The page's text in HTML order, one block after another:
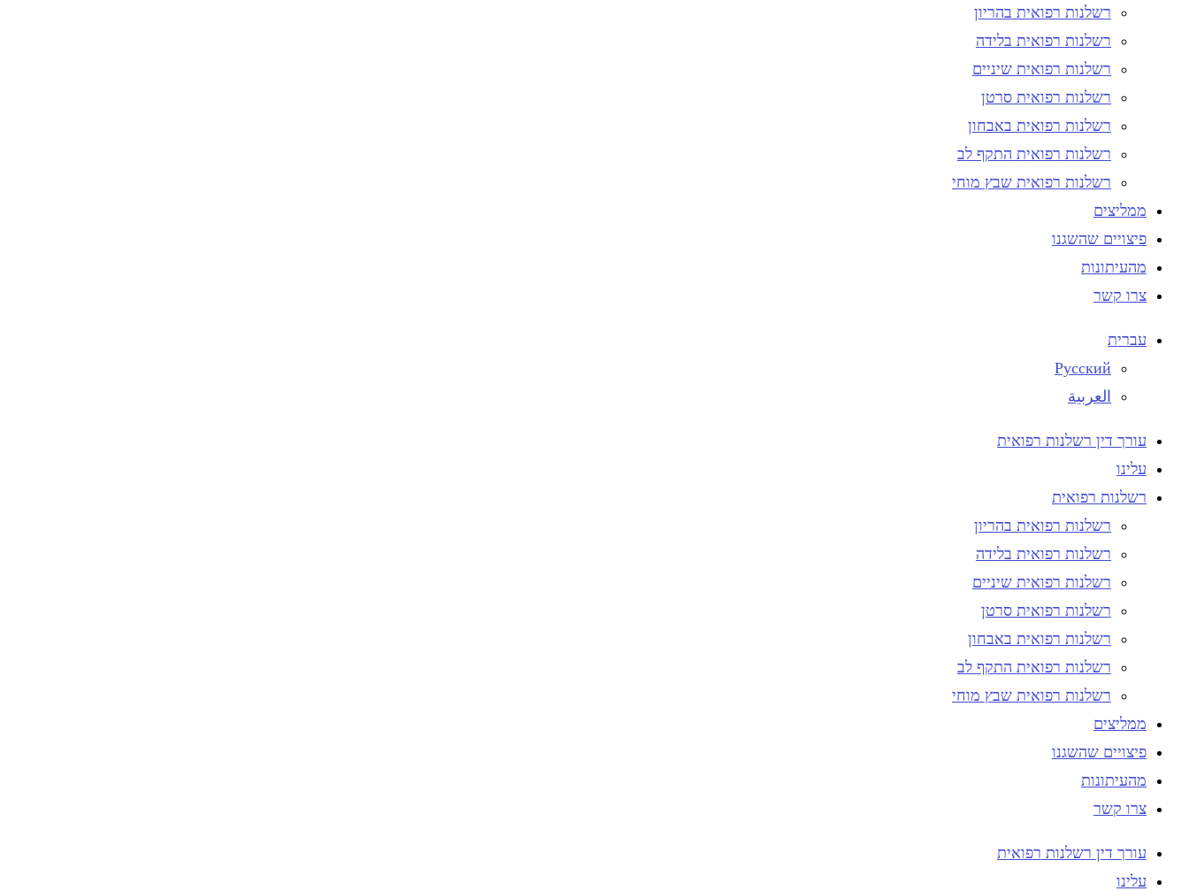
רשלנות רפואית בהריון
רשלנות רפואית בלידה
רשלנות רפואית שיניים
רשלנות רפואית סרטן
רשלנות רפואית באבחון
רשלנות רפואית התקף לב
רשלנות רפואית שבץ מוחי
ממליצים
פיצויים שהשגנו
מהעיתונות
צרו קשר
עברית
Русский
العربية
עורך דין רשלנות רפואית
עלינו
רשלנות רפואית
רשלנות רפואית בהריון
רשלנות רפואית בלידה
רשלנות רפואית שיניים
רשלנות רפואית סרטן
רשלנות רפואית באבחון
רשלנות רפואית התקף לב
רשלנות רפואית שבץ מוחי
ממליצים
פיצויים שהשגנו
מהעיתונות
צרו קשר
עורך דין רשלנות רפואית
עלינו